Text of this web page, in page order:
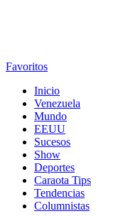
Favoritos
Inicio
Venezuela
Mundo
EEUU
Sucesos
Show
Deportes
Caraota Tips
Tendencias
Columnistas